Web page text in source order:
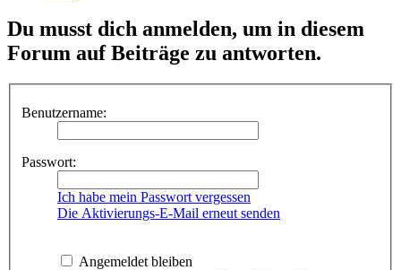
Du musst dich anmelden, um in diesem
Forum auf Beiträge zu antworten.
Benutzername:
Passwort:
Ich habe mein Passwort vergessen
Die Aktivierungs-E-Mail erneut senden
Angemeldet bleiben